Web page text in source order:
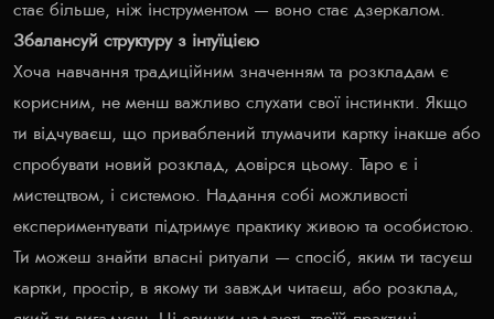
стає більше, ніж інструментом — воно стає дзеркалом.
Збалансуй структуру з інтуїцією
Хоча навчання традиційним значенням та розкладам є
корисним, не менш важливо слухати свої інстинкти. Якщо
ти відчуваєш, що приваблений тлумачити картку інакше або
спробувати новий розклад, довірся цьому. Таро є і
мистецтвом, і системою. Надання собі можливості
експериментувати підтримує практику живою та особистою.
Ти можеш знайти власні ритуали — спосіб, яким ти тасуєш
картки, простір, в якому ти завжди читаєш, або розклад,